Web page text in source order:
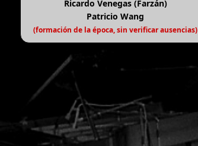
Ricardo Venegas (Farzán)
Patricio Wang
(formación de la época, sin verificar ausencias)